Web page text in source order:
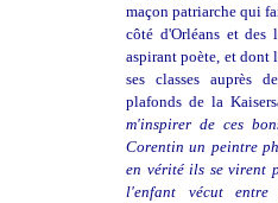
maçon patriarche qui
côté d'Orléans et des
aspirant poète, et
ses classes auprès
plafonds de la
m'inspirer de ces
Corentin un peintre
en vérité ils se virent
l'enfant vécut